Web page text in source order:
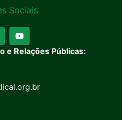
Sociais
e Relações Públicas: